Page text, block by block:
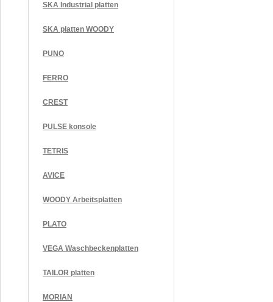
SKA Industrial platten
SKA platten WOODY
PUNO
FERRO
CREST
PULSE konsole
TETRIS
AVICE
WOODY Arbeitsplatten
PLATO
VEGA Waschbeckenplatten
TAILOR platten
MORIAN